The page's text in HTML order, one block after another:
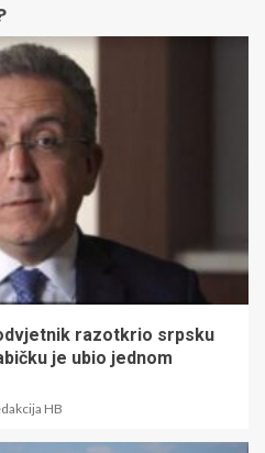
razotkrio srpsku
je ubio jednom
HB